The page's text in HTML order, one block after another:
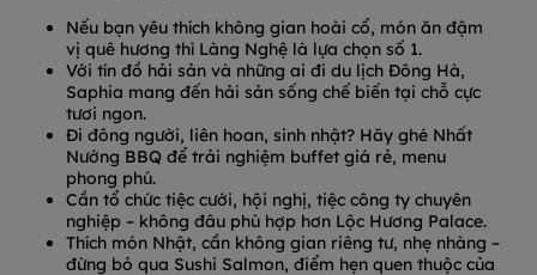
Nếu bạn yêu thích không gian hoài cổ, món ăn đậm
vị quê hương thì Làng Nghệ là lựa chọn số 1.
Với tín đồ hải sản và những ai đi du lịch Đông Hà,
Saphia mang đến hải sản sống chế biến tại chỗ cực
tươi ngon.
Đi đông người, liên hoan, sinh nhật? Hãy ghé Nhất
Nướng BBQ để trải nghiệm buffet giá rẻ, menu
phong phú.
Cần tổ chức tiệc cưới, hội nghị, tiệc công ty chuyên
nghiệp – không đâu phù hợp hơn Lộc Hương Palace.
Thích món Nhật, cần không gian riêng tư, nhẹ nhàng –
đừng bỏ qua Sushi Salmon, điểm hẹn quen thuộc của